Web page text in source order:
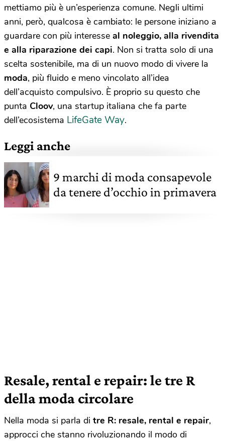
mettiamo più è un’esperienza comune. Negli ultimi
anni, però, qualcosa è cambiato: le persone iniziano a
guardare con più interesse al noleggio, alla rivendita
e alla riparazione dei capi. Non si tratta solo di una
scelta sostenibile, ma di un nuovo modo di vivere la
moda, più fluido e meno vincolato all’idea
dell’acquisto compulsivo. È proprio su questo che
punta Cloov, una startup italiana che fa parte
dell’ecosistema LifeGate Way.
Leggi anche
9 marchi di moda consapevole
da tenere d’occhio in primavera
Resale, rental e repair: le tre R
della moda circolare
Nella moda si parla di tre R: resale, rental e repair,
approcci che stanno rivoluzionando il modo di